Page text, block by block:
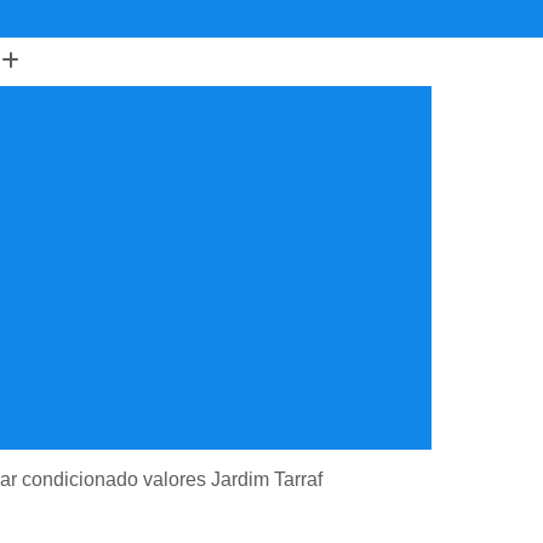
Ar Condicionado
condicionado valores Jardim Tarraf